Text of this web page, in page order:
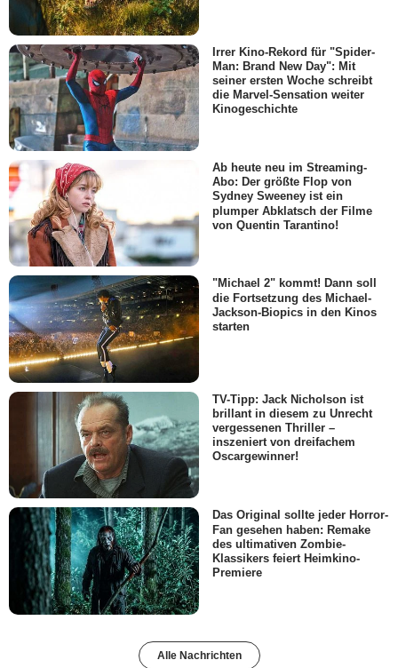
Irrer Kino-Rekord für "Spider-
Man: Brand New Day": Mit
seiner ersten Woche schreibt
die Marvel-Sensation weiter
Kinogeschichte
Ab heute neu im Streaming-
Abo: Der größte Flop von
Sydney Sweeney ist ein
plumper Abklatsch der Filme
von Quentin Tarantino!
"Michael 2" kommt! Dann soll
die Fortsetzung des Michael-
Jackson-Biopics in den Kinos
starten
TV-Tipp: Jack Nicholson ist
brillant in diesem zu Unrecht
vergessenen Thriller –
inszeniert von dreifachem
Oscargewinner!
Das Original sollte jeder Horror-
Fan gesehen haben: Remake
des ultimativen Zombie-
Klassikers feiert Heimkino-
Premiere
Alle Nachrichten